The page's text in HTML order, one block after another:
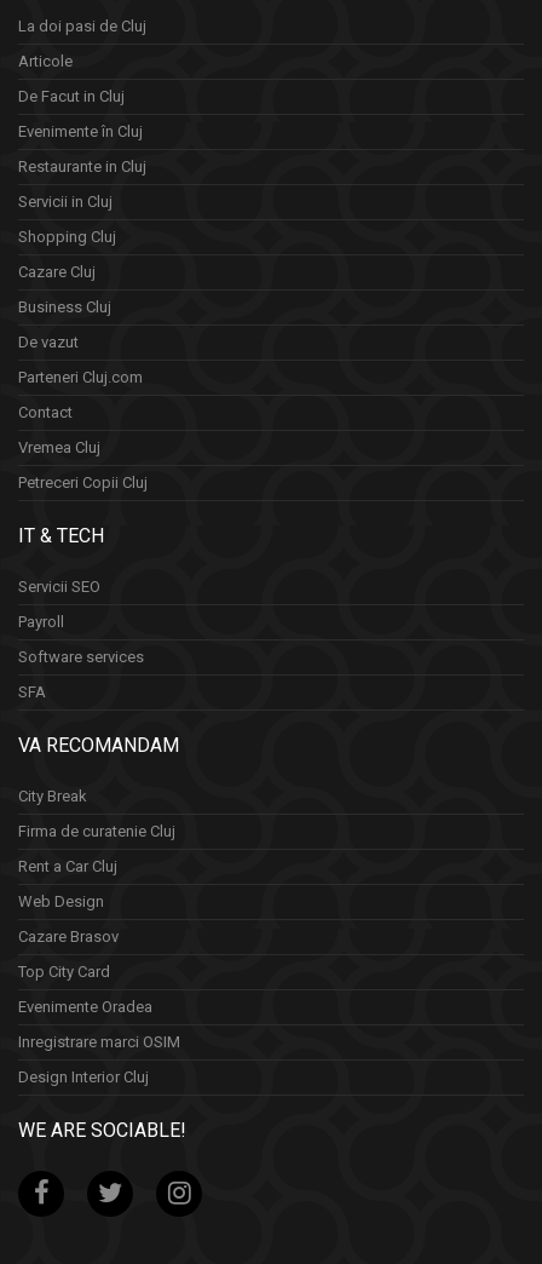
La doi pasi de Cluj
Articole
De Facut in Cluj
Evenimente în Cluj
Restaurante in Cluj
Servicii in Cluj
Shopping Cluj
Cazare Cluj
Business Cluj
De vazut
Parteneri Cluj.com
Contact
Vremea Cluj
Petreceri Copii Cluj
IT & TECH
Servicii SEO
Payroll
Software services
SFA
VA RECOMANDAM
City Break
Firma de curatenie Cluj
Rent a Car Cluj
Web Design
Cazare Brasov
Top City Card
Evenimente Oradea
Inregistrare marci OSIM
Design Interior Cluj
WE ARE SOCIABLE!